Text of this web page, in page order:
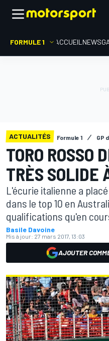
FORMULE 1 ACCUEIL NEWS
ACTUALITÉS Formule 1 GP
TORO ROSSO
TRÈS SOLIDE
L'écurie italienne a
dans le top 10 en
qualifications qu'en
Basile Davoine
Mis à jour: 27 mars 2017, 13:03
AJOUTER